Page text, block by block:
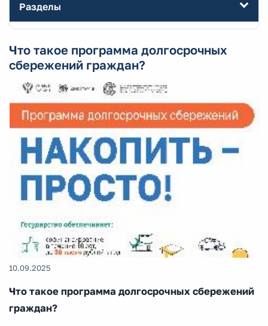
Разделы
Что такое программа долгосрочных
сбережений граждан?
10.09.2025
Что такое программа долгосрочных сбережений
граждан?